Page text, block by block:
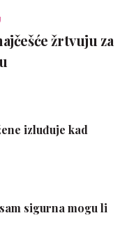
žrtvuju za
izluđuje kad
sigurna mogu li